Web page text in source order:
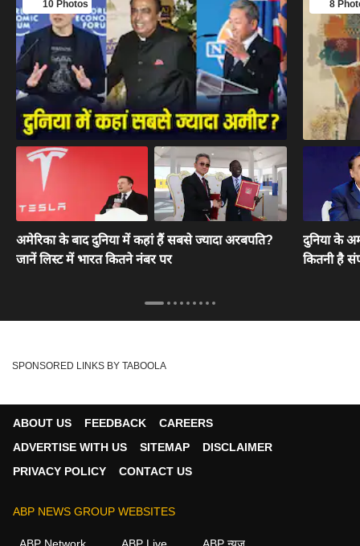
10 Photos
अमेरिका के बाद दुनिया में कहां हैं सबसे ज्यादा अरबपति?
जानें लिस्ट में भारत कितने नंबर पर
8
दुनिया के
कितनी है
SPONSORED LINKS BY TABOOLA
ABOUT US FEEDBACK
CAREERS
ADVERTISE WITH US
SITEMAP
DISCLAIMER
PRIVACY POLICY
CONTACT US
ABP NEWS GROUP WEBSITES
ABP Network ABP Live ABP न्यूज़